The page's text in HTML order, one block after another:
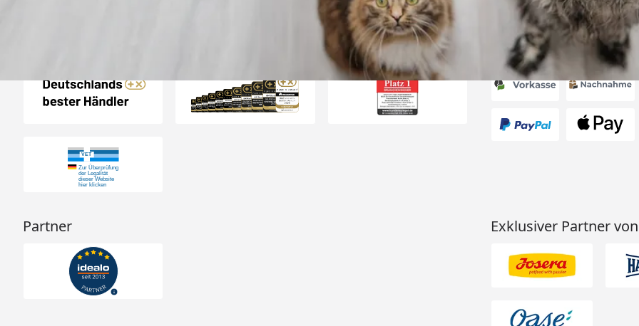
Akzeptierte
Partner Exklusiver Partner von